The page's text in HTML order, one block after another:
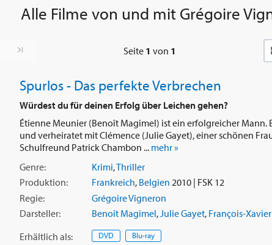
Alle Filme von und mit Grégoire
Nächste Seite Seite 1 von 1
Spurlos - Das perfekte Verbrechen
Würdest du für deinen Erfolg über Leichen gehen?
Étienne Meunier (Benoît Magimel) ist ein erfolgreicher Mann.
und verheiratet mit Clémence (Julie Gayet), einer schönen
Schulfreund Patrick Chambon ... mehr »
Genre:
Krimi,Thriller
Produktion:
Frankreich, Belgien 2010 | FSK 12
Regie:
Grégoire Vigneron
Darsteller:
Benoît Magimel, Julie Gayet, François-
Erhältlich als: DVD Blu-ray